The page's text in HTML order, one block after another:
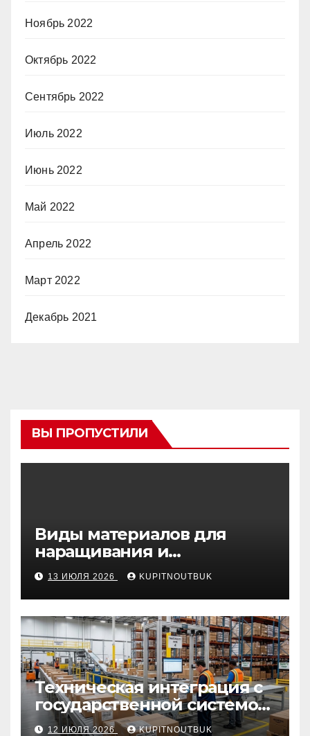
Ноябрь 2022
Октябрь 2022
Сентябрь 2022
Июль 2022
Июнь 2022
Май 2022
Апрель 2022
Март 2022
Декабрь 2021
ВЫ ПРОПУСТИЛИ
Виды материалов для
наращивания и
моделирования ногтей
13 ИЮЛЯ 2026 KUPITNOUTBUK
Техническая интеграция с
государственной системой
«Честный знак
12 ИЮЛЯ 2026 KUPITNOUTBUK